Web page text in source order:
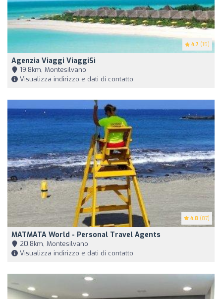
4.7 (15)
Agenzia Viaggi ViaggiSì
19,8km, Montesilvano
Visualizza indirizzo e dati di contatto
4.8 (87)
MATMATA World - Personal Travel Agents
20,8km, Montesilvano
Visualizza indirizzo e dati di contatto